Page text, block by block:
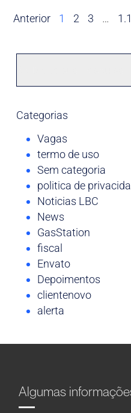
Anterior 1 2 3 …
Categorias
Vagas
termo de uso
Sem categoria
politica de
Noticias LBC
News
GasStation
fiscal
Envato
Depoimentos
clientenovo
alerta
Algumas